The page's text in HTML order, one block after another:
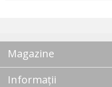
Magazine
Informații